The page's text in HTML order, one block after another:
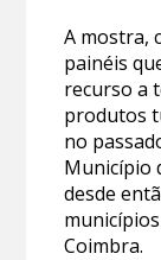
A mostra,
painéis
recurso a
produtos
no
Município
desde
Coimbra.